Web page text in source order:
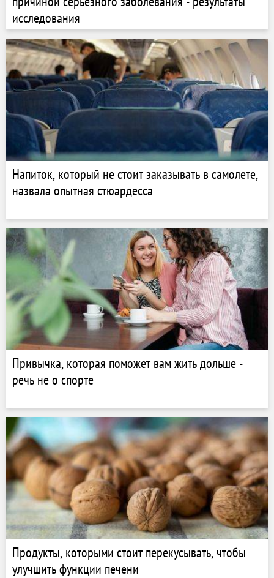
исследования
Напиток, который не стоит заказывать в самолете,
назвала опытная стюардесса
Привычка, которая поможет вам жить дольше -
речь не о спорте
Продукты, которыми стоит перекусывать, чтобы
улучшить функции печени